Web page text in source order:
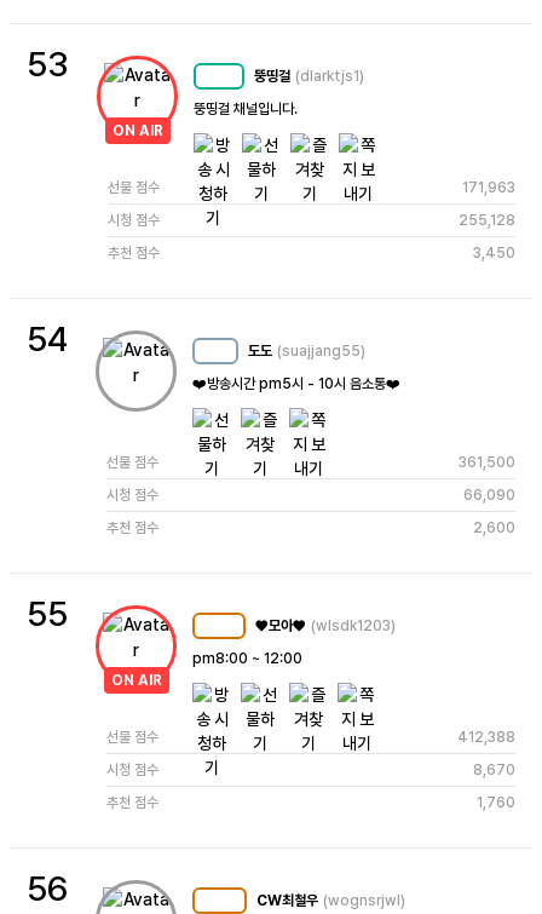
53
ON AIR
뚱띵걸 (dlarktjs1)
뚱띵걸 채널입니다.
선물 점수
171,963
시청 점수
255,128
추천 점수
3,450
54 도도 (suajjang55)
❤️방송시간 pm5시 - 10시 음소통❤️
선물 점수
361,500
시청 점수
66,090
추천 점수
2,600
55
ON AIR
♥모아♥ (wlsdk1203)
선물 점수
412,388
시청 점수
8,670
추천 점수
1,760
56 CW최철우 (wognsrjwl)